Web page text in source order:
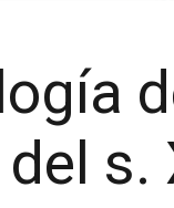
s.